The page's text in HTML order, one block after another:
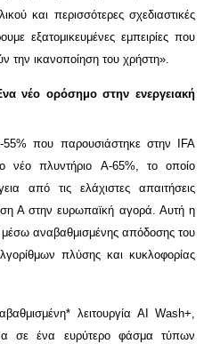
και περισσότερες σχεδιαστικές
εξατομικευμένες εμπειρίες που
την ικανοποίηση του χρήστη».
νέο ορόσημο στην ενεργειακή
που παρουσιάστηκε στην IFA
νέο πλυντήριο A-65%, το οποίο
από τις ελάχιστες απαιτήσεις
Α στην ευρωπαϊκή αγορά. Αυτή η
μέσω αναβαθμισμένης απόδοσης του
πλύσης και κυκλοφορίας
λειτουργία AI Wash+,
σε ένα ευρύτερο φάσμα τύπων